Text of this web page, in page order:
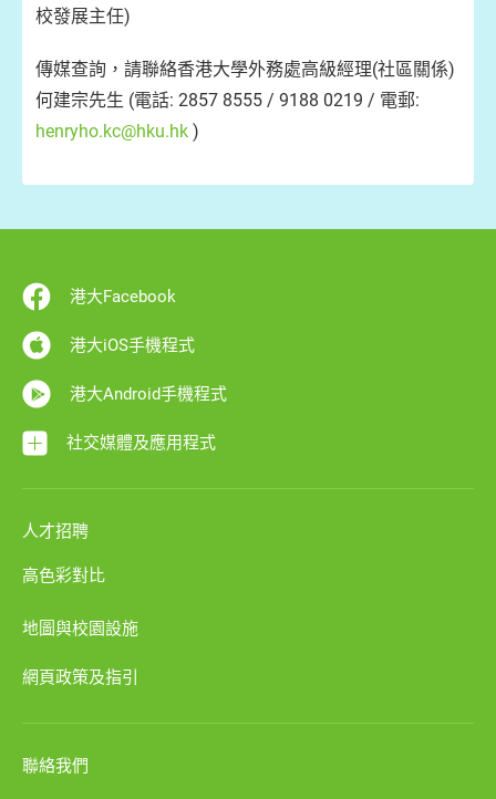
校發展主任)
傳媒查詢，請聯絡香港大學外務處高級經理(社區關係)
何建宗先生 (電話: 2857 8555 / 9188 0219 / 電郵:
henryho.kc@hku.hk )
港大Facebook
港大iOS手機程式
港大Android手機程式
社交媒體及應用程式
人才招聘
高色彩對比
地圖與校園設施
網頁政策及指引
聯絡我們